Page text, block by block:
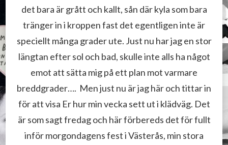
det bara är grått och kallt, sån där kyla som bara
tränger in i kroppen fast det egentligen inte är
speciellt många grader ute. Just nu har jag en stor
längtan efter sol och bad, skulle inte alls ha något
emot att sätta mig på ett plan mot varmare
breddgrader…. Men just nu är jag här och tittar in
för att visa Er hur min vecka sett ut i klädväg. Det
är som sagt fredag och här förbereds det för fullt
inför morgondagens fest i Västerås, min stora